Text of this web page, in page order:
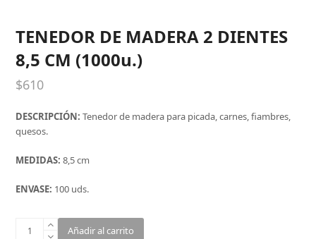
TENEDOR DE MADERA 2 DIENTES
8,5 CM (1000u.)
$610
DESCRIPCIÓN: Tenedor de madera para picada, carnes, fiambres,
quesos.
MEDIDAS: 8,5 cm
ENVASE: 100 uds.
TENEDOR
Añadir al carrito